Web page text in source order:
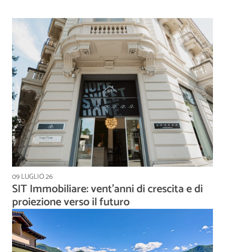
09 LUGLIO 26
SIT Immobiliare: vent’anni di crescita e di
proiezione verso il futuro